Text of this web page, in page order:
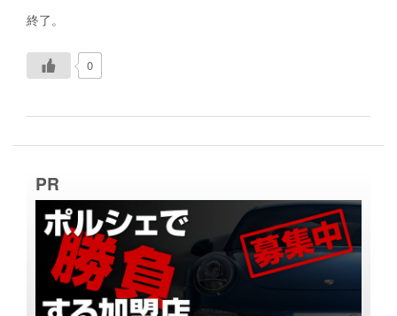
終了。
0
PR